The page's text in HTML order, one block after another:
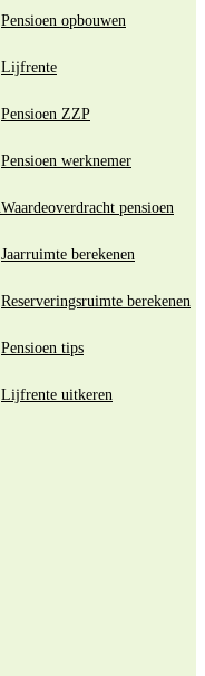
Pensioen opbouwen
Lijfrente
Pensioen ZZP
Pensioen werknemer
Waardeoverdracht pensioen
Jaarruimte berekenen
Reserveringsruimte berekenen
Pensioen tips
Lijfrente uitkeren